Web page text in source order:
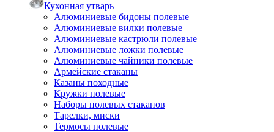
Кухонная утварь
Алюминиевые бидоны полевые
Алюминиевые вилки полевые
Алюминиевые кастрюли полевые
Алюминиевые ложки полевые
Алюминиевые чайники полевые
Армейские стаканы
Казаны походные
Кружки полевые
Наборы полевых стаканов
Тарелки, миски
Термосы полевые